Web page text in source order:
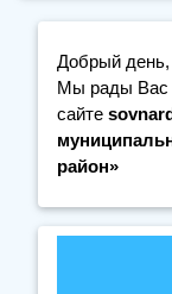
Добрый
Мы рады Вас
сайте
район»